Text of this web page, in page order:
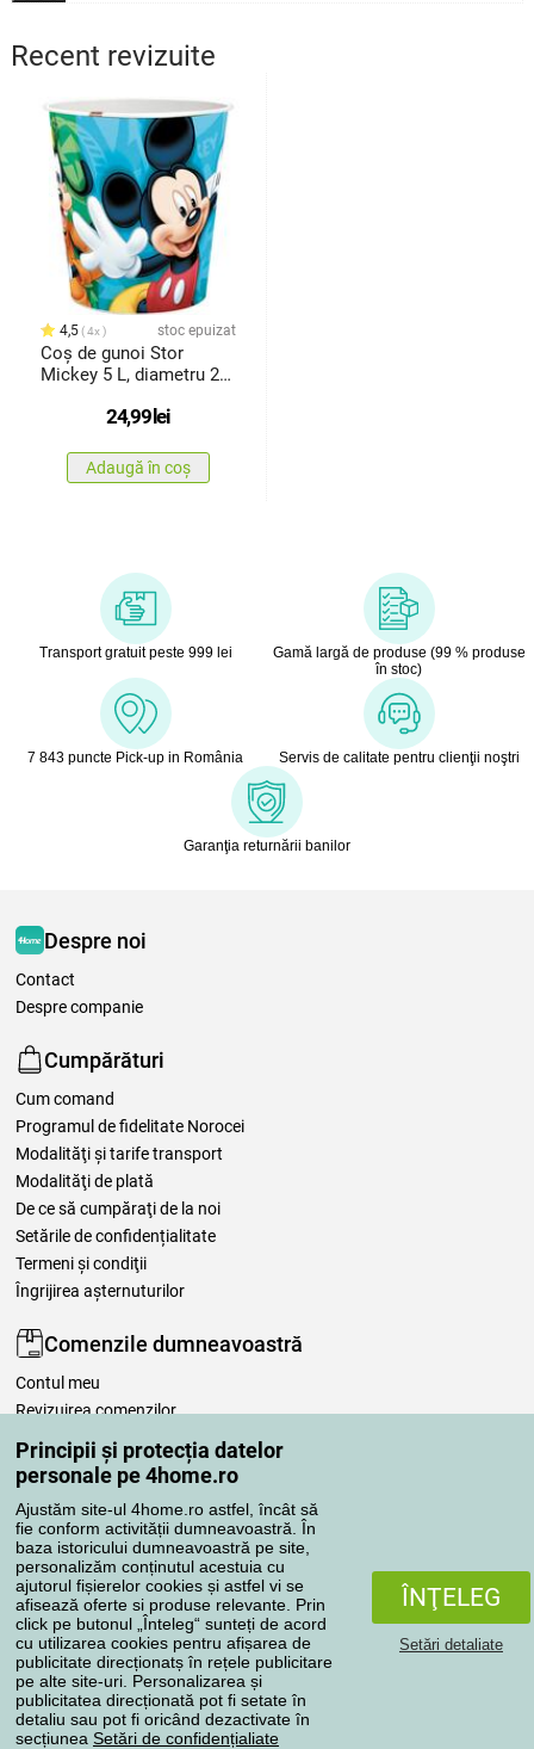
Principii și protecția datelor
personale pe 4home.ro
Ajustăm site-ul 4home.ro astfel, încât să
fie conform activității dumneavoastră. În
baza istoricului dumneavoastră pe site,
personalizăm conținutul acestuia cu
ajutorul fișierelor cookies și astfel vi se
afisează oferte si produse relevante. Prin
click pe butonul „Înteleg“ sunteți de acord
cu utilizarea cookies pentru afișarea de
publicitate direcționatș în rețele publicitare
pe alte site-uri. Personalizarea și
publicitatea direcționată pot fi setate în
detaliu sau pot fi oricând dezactivate în
secțiunea Setări de confidențialiate
ÎNŢELEG
Setări detaliate
Recent revizuite
4,5 4x stoc epuizat
Coș de gunoi Stor
Mickey 5 L, diametru 21
24,99lei
Adaugă în coș
Transport gratuit peste 999 lei
Gamă largă de produse (99 % produse
în stoc)
7 843 puncte Pick-up in România Servis de calitate pentru clienţii noştri
Garanţia returnării banilor
Despre noi
Contact
Despre companie
Cumpărături
Cum comand
Programul de fidelitate Norocei
Modalităţi şi tarife transport
Modalităţi de plată
De ce să cumpăraţi de la noi
Setările de confidențialitate
Termeni şi condiţii
Îngrijirea așternuturilor
Comenzile dumneavoastră
Contul meu
Revizuirea comenzilor
Reclamaţii
Retragere de la contract
Regulile de procesare a recenziilor
Metode de transport
Metode de plată
Magazin de încredere